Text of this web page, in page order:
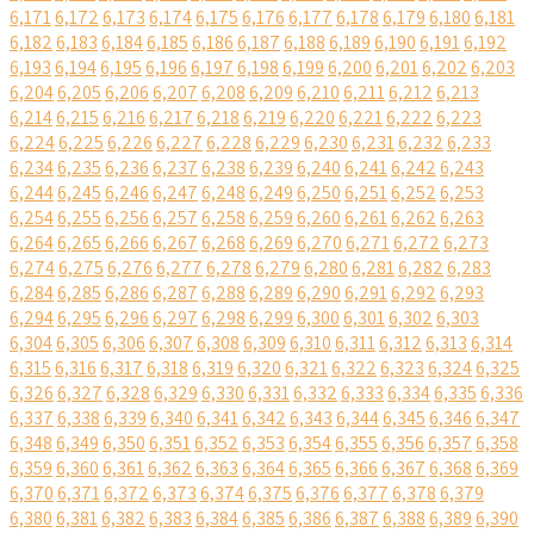
6,1716,1726,1736,1746,1756,1766,1776,1786,1796,1806,181
6,1826,1836,1846,1856,1866,1876,1886,1896,1906,1916,192
6,1936,1946,1956,1966,1976,1986,1996,2006,2016,2026,203
6,2046,2056,2066,2076,2086,2096,2106,2116,2126,213
6,2146,2156,2166,2176,2186,2196,2206,2216,2226,223
6,2246,2256,2266,2276,2286,2296,2306,2316,2326,233
6,2346,2356,2366,2376,2386,2396,2406,2416,2426,243
6,2446,2456,2466,2476,2486,2496,2506,2516,2526,253
6,2546,2556,2566,2576,2586,2596,2606,2616,2626,263
6,2646,2656,2666,2676,2686,2696,2706,2716,2726,273
6,2746,2756,2766,2776,2786,2796,2806,2816,2826,283
6,2846,2856,2866,2876,2886,2896,2906,2916,2926,293
6,2946,2956,2966,2976,2986,2996,3006,3016,3026,303
6,3046,3056,3066,3076,3086,3096,3106,3116,3126,3136,314
6,3156,3166,3176,3186,3196,3206,3216,3226,3236,3246,325
6,3266,3276,3286,3296,3306,3316,3326,3336,3346,3356,336
6,3376,3386,3396,3406,3416,3426,3436,3446,3456,3466,347
6,3486,3496,3506,3516,3526,3536,3546,3556,3566,3576,358
6,3596,3606,3616,3626,3636,3646,3656,3666,3676,3686,369
6,3706,3716,3726,3736,3746,3756,3766,3776,3786,379
6,3806,3816,3826,3836,3846,3856,3866,3876,3886,3896,390